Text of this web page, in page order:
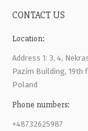
CONTACT US
Location:
Address 1: 3, 4,
Pazim Building, 19th
Poland
Phone numbers:
+48732625987